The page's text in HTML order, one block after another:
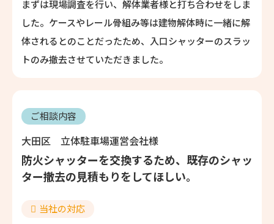
まずは現場調査を行い、解体業者様と打ち合わせをしま
した。ケースやレール骨組み等は建物解体時に一緒に解
体されるとのことだったため、入口シャッターのスラッ
トのみ撤去させていただきました。
ご相談内容
大田区 立体駐車場運営会社様
防火シャッターを交換するため、既存のシャッ
ター撤去の見積もりをしてほしい。
当社の対応